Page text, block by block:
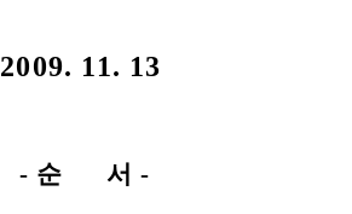
2009. 11. 13
- 순 서 -